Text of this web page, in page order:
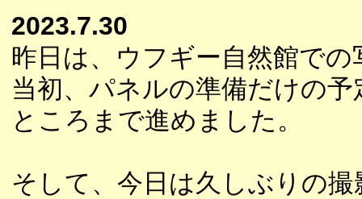
2023.7.30
昨日は、ウフギー自然館で
当初、パネルの準備だけの
ところまで進めました。
そして、今日は久しぶりの撮